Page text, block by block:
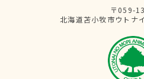
〒059-
北海道苫小牧市ウトナ